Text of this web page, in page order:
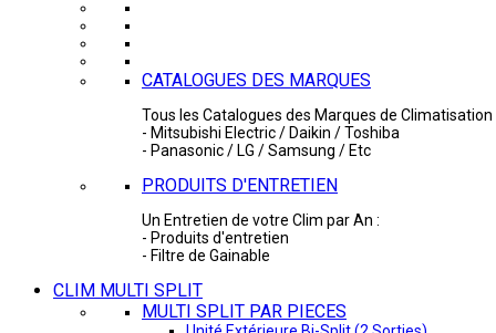
CATALOGUES DES MARQUES
Tous les Catalogues des Marques de Climatisation
- Mitsubishi Electric / Daikin / Toshiba
- Panasonic / LG / Samsung / Etc
PRODUITS D'ENTRETIEN
Un Entretien de votre Clim par An :
- Produits d'entretien
- Filtre de Gainable
CLIM MULTI SPLIT
MULTI SPLIT PAR PIECES